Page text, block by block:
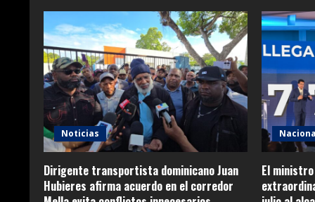
Noticias
Dirigente transportista dominicano Juan
Hubieres afirma acuerdo en el corredor
El